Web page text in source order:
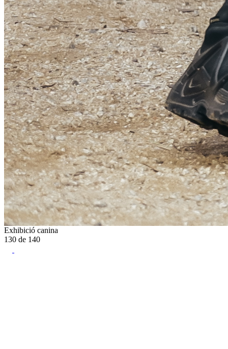
Exhibició canina
130 de 140